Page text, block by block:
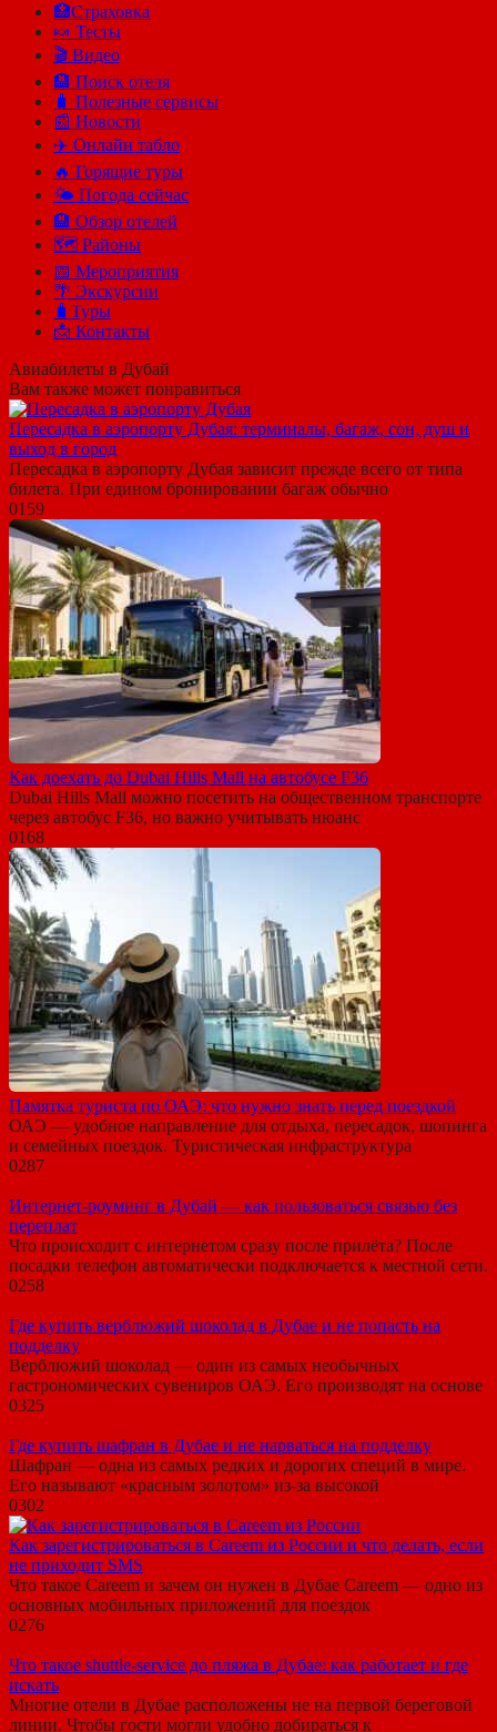
🏥Страховка
🍬 Тесты
🎬 Видео
🏨 Поиск отеля
🧳 Полезные сервисы
📰 Новости
✈️ Онлайн табло
🔥 Горящие туры
🌤️ Погода сейчас
🏨 Обзор отелей
🗺 Районы
📅 Мероприятия
🌴 Экскурсии
🧳Туры
📩 Контакты
Авиабилеты в Дубай
Вам также может понравиться
Пересадка в аэропорту Дубая: терминалы, багаж, сон, душ и
выход в город
Пересадка в аэропорту Дубая зависит прежде всего от типа
билета. При едином бронировании багаж обычно
0159
Как доехать до Dubai Hills Mall на автобусе F36
Dubai Hills Mall можно посетить на общественном транспорте
через автобус F36, но важно учитывать нюанс
0168
Памятка туриста по ОАЭ: что нужно знать перед поездкой
ОАЭ — удобное направление для отдыха, пересадок, шопинга
и семейных поездок. Туристическая инфраструктура
0287
Интернет-роуминг в Дубай — как пользоваться связью без
переплат
Что происходит с интернетом сразу после прилёта? После
посадки телефон автоматически подключается к местной сети.
0258
Где купить верблюжий шоколад в Дубае и не попасть на
подделку
Верблюжий шоколад — один из самых необычных
гастрономических сувениров ОАЭ. Его производят на основе
0325
Где купить шафран в Дубае и не нарваться на подделку
Шафран — одна из самых редких и дорогих специй в мире.
Его называют «красным золотом» из-за высокой
0302
Как зарегистрироваться в Careem из России и что делать, если
не приходит SMS
Что такое Careem и зачем он нужен в Дубае Careem — одно из
основных мобильных приложений для поездок
0276
Что такое shuttle-service до пляжа в Дубае: как работает и где
искать
Многие отели в Дубае расположены не на первой береговой
линии. Чтобы гости могли удобно добираться к